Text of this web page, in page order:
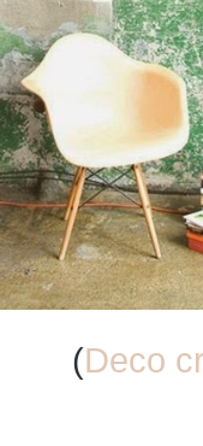
(Deco